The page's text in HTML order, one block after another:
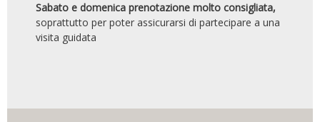
Sabato e domenica prenotazione molto consigliata,
soprattutto per poter assicurarsi di partecipare a una
visita guidata